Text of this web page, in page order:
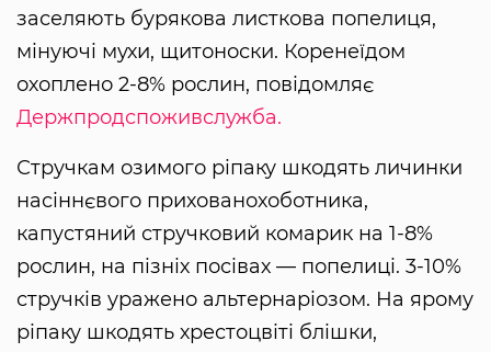
заселяють бурякова листкова попелиця,
мінуючі мухи, щитоноски. Коренеїдом
охоплено 2-8% рослин, повідомляє
Держпродспоживслужба.
Стручкам озимого ріпаку шкодять личинки
насіннєвого прихованохоботника,
капустяний стручковий комарик на 1-8%
рослин, на пізніх посівах — попелиці. 3-10%
стручків уражено альтернаріозом. На ярому
ріпаку шкодять хрестоцвіті блішки,